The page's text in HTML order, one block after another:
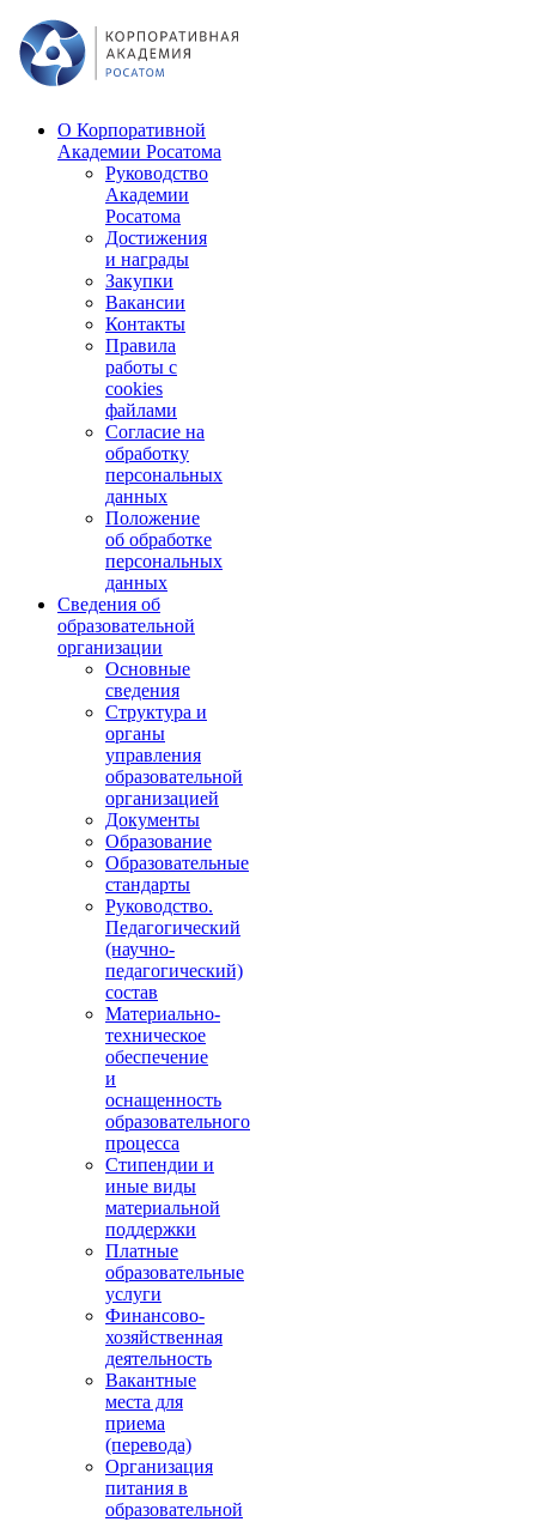
О Корпоративной
Академии Росатома
Руководство
Академии
Росатома
Достижения
и награды
Закупки
Вакансии
Контакты
Правила
работы с
cookies
файлами
Согласие на
обработку
персональных
данных
Положение
об обработке
персональных
данных
Сведения об
образовательной
организации
Основные
сведения
Структура и
органы
управления
образовательной
организацией
Документы
Образование
Образовательные
стандарты
Руководство.
Педагогический
(научно-
педагогический)
состав
Материально-
техническое
обеспечение
и
оснащенность
образовательного
процесса
Стипендии и
иные виды
материальной
поддержки
Платные
образовательные
услуги
Финансово-
хозяйственная
деятельность
Вакантные
места для
приема
(перевода)
Организация
питания в
образовательной